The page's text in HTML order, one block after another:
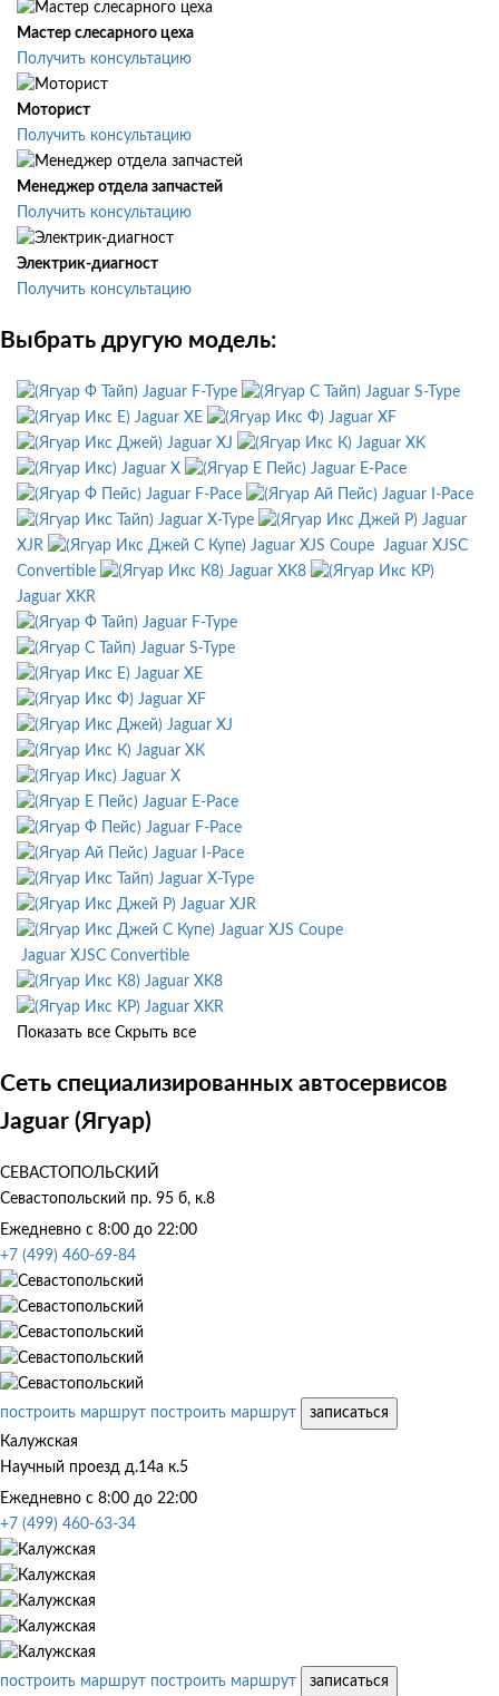
Мастер слесарного цеха
Получить консультацию
Моторист
Получить консультацию
Менеджер отдела запчастей
Получить консультацию
Электрик-диагност
Получить консультацию
Выбрать другую модель:
Jaguar F-Type
Jaguar S-Type
Jaguar XE
Jaguar XF
Jaguar XJ
Jaguar XK
Jaguar X
Jaguar E-Pace
Jaguar F-Pace
Jaguar I-Pace
Jaguar X-Type
Jaguar
XJR
Jaguar XJS Coupe Jaguar XJSC
Convertible
Jaguar XK8
Jaguar XKR
Jaguar F-Type
Jaguar S-Type
Jaguar XE
Jaguar XF
Jaguar XJ
Jaguar XK
Jaguar X
Jaguar E-Pace
Jaguar F-Pace
Jaguar I-Pace
Jaguar X-Type
Jaguar XJR
Jaguar XJS Coupe
Jaguar XJSC Convertible
Jaguar XK8
Jaguar XKR
Показать все Скрыть все
Сеть специализированных автосервисов
Jaguar (Ягуар)
СЕВАСТОПОЛЬСКИЙ
Севастопольский пр. 95 б, к.8
Ежедневно с 8:00 до 22:00
+7 (499) 460-69-84
построить маршрут построить маршрут
записаться
Калужская
Научный проезд д.14а к.5
Ежедневно с 8:00 до 22:00
+7 (499) 460-63-34
построить маршрут построить маршрут
записаться